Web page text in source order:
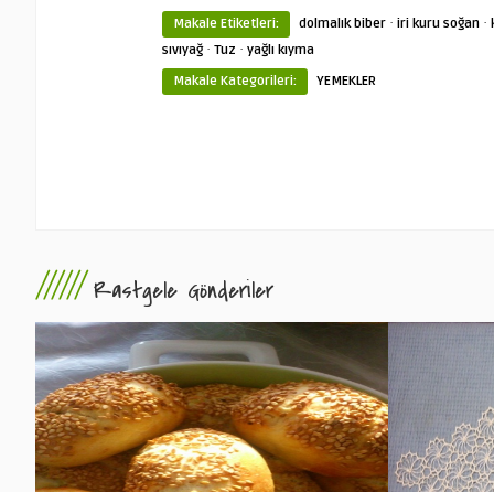
Makale Etiketleri: dolmalık biber · iri kuru soğan ·
sıvıyağ· Tuz · yağlı kıyma
Makale Kategorileri:
YEMEKLER
////// Rastgele Gönderiler